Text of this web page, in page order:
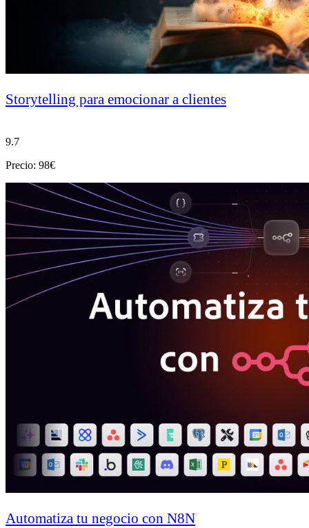
Storytelling para emocionar a clientes
9.7
Precio: 98€
Automatiza tu negocio con N8N